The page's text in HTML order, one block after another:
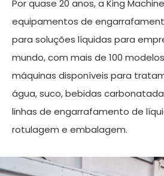
Por quase 20 anos, a King
equipamentos de
para soluções líquidas para
mundo, com mais de 100
máquinas disponíveis para
água, suco, bebidas
linhas de engarrafamento de
rotulagem e embalagem.